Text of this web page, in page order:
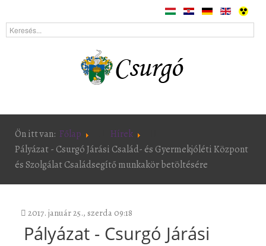
Ön itt van: Főlap
Hírek
Pályázat - Csurgó Járási Család- és Gyermekjóléti Központ
és Szolgálat Családsegítő munkakör betöltésére
2017. január 25., szerda 09:18
Pályázat - Csurgó Járási